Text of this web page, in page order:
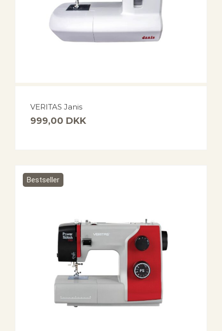
VERITAS Janis
999,00 DKK
Bestseller